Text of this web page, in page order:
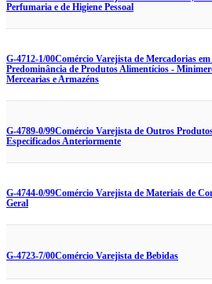
Perfumaria e de Higiene Pessoal
G-4712-1/00Comércio Varejista de Mercadorias
Predominância de Produtos Alimentícios -
Mercearias e Armazéns
G-4789-0/99Comércio Varejista de Outros
Especificados Anteriormente
G-4744-0/99Comércio Varejista de Materiais de
Geral
G-4723-7/00Comércio Varejista de Bebidas